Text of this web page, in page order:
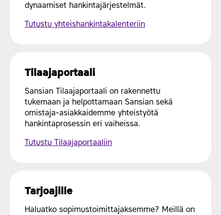
dynaamiset hankintajärjestelmät.
Tutustu yhteishankintakalenteriin
Tilaajaportaali
Sansian Tilaajaportaali on rakennettu
tukemaan ja helpottamaan Sansian sekä
omistaja-asiakkaidemme yhteistyötä
hankintaprosessin eri vaiheissa.
Tutustu Tilaajaportaaliin
Tarjoajille
Haluatko sopimustoimittajaksemme? Meillä on